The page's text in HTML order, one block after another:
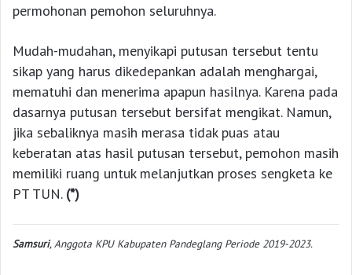
permohonan pemohon seluruhnya.
Mudah-mudahan, menyikapi putusan tersebut tentu
sikap yang harus dikedepankan adalah menghargai,
mematuhi dan menerima apapun hasilnya. Karena pada
dasarnya putusan tersebut bersifat mengikat. Namun,
jika sebaliknya masih merasa tidak puas atau
keberatan atas hasil putusan tersebut, pemohon masih
memiliki ruang untuk melanjutkan proses sengketa ke
PT TUN. (*)
Samsuri, Anggota KPU Kabupaten Pandeglang Periode 2019-2023.